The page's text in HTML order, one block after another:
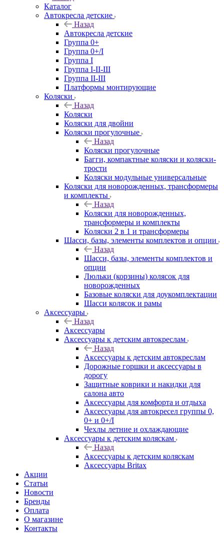
Каталог
Автокресла детские
Назад
Автокресла детские
Группа 0+
Группа 0+/I
Группа I
Группа I-II-III
Группа II-III
Платформы монтирующие
Коляски
Назад
Коляски
Коляски для двойни
Коляски прогулочные
Назад
Коляски прогулочные
Багги, компактные коляски и коляски-
трости
Коляски модульные универсальные
Коляски для новорожденных, трансформеры
и комплекты
Назад
Коляски для новорожденных,
трансформеры и комплекты
Коляски 2 в 1 и трансформеры
Шасси, базы, элементы комплектов и опции
Назад
Шасси, базы, элементы комплектов и
опции
Люльки (корзины) колясок для
новорожденных
Базовые коляски для доукомплектации
Шасси колясок и рамы
Аксессуары
Назад
Аксессуары
Аксессуары к детским автокреслам
Назад
Аксессуары к детским автокреслам
Дорожные горшки и аксессуары в
дорогу
Защитные коврики и накидки для
салона авто
Аксессуары для комфорта и отдыха
Аксессуары для автокресел группы 0,
0+ и 0+/I
Чехлы летние и охлаждающие
Аксессуары к детским коляскам
Назад
Аксессуары к детским коляскам
Аксессуары Britax
Акции
Статьи
Новости
Бренды
Оплата
О магазине
Контакты